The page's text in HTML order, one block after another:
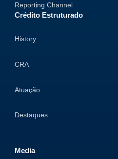
Reporting Channel
Crédito Estruturado
History
CRA
Atuação
Destaques
Media